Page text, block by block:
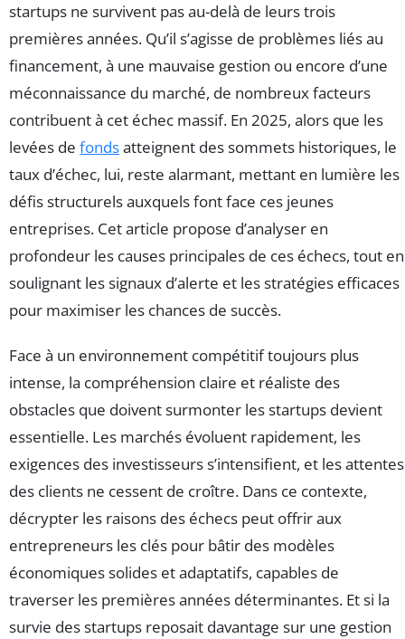
startups ne survivent pas au-delà de leurs trois
premières années. Qu’il s’agisse de problèmes liés au
financement, à une mauvaise gestion ou encore d’une
méconnaissance du marché, de nombreux facteurs
contribuent à cet échec massif. En 2025, alors que les
levées de fondsatteignent des sommets historiques, le
taux d’échec, lui, reste alarmant, mettant en lumière les
défis structurels auxquels font face ces jeunes
entreprises. Cet article propose d’analyser en
profondeur les causes principales de ces échecs, tout en
soulignant les signaux d’alerte et les stratégies efficaces
pour maximiser les chances de succès.
Face à un environnement compétitif toujours plus
intense, la compréhension claire et réaliste des
obstacles que doivent surmonter les startups devient
essentielle. Les marchés évoluent rapidement, les
exigences des investisseurs s’intensifient, et les attentes
des clients ne cessent de croître. Dans ce contexte,
décrypter les raisons des échecs peut offrir aux
entrepreneurs les clés pour bâtir des modèles
économiques solides et adaptatifs, capables de
traverser les premières années déterminantes. Et si la
survie des startups reposait davantage sur une gestion